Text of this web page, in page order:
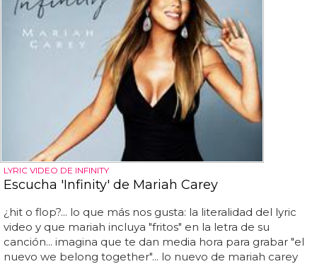
LYRIC VIDEO DE INFINITY
Escucha 'Infinity' de Mariah Carey
¿hit o flop?... lo que más nos gusta: la literalidad del lyric
video y que mariah incluya "fritos" en la letra de su
canción... imagina que te dan media hora para grabar "el
nuevo we belong together"... lo nuevo de mariah carey